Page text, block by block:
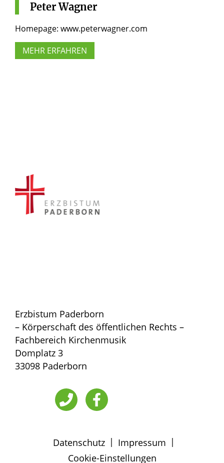
Peter Wagner
Homepage: www.peterwagner.com
MEHR ERFAHREN
Erzbistum Paderborn
– Körperschaft des öffentlichen Rechts –
Fachbereich Kirchenmusik
Domplatz 3
33098 Paderborn
Datenschutz | Impressum |
Cookie-Einstellungen